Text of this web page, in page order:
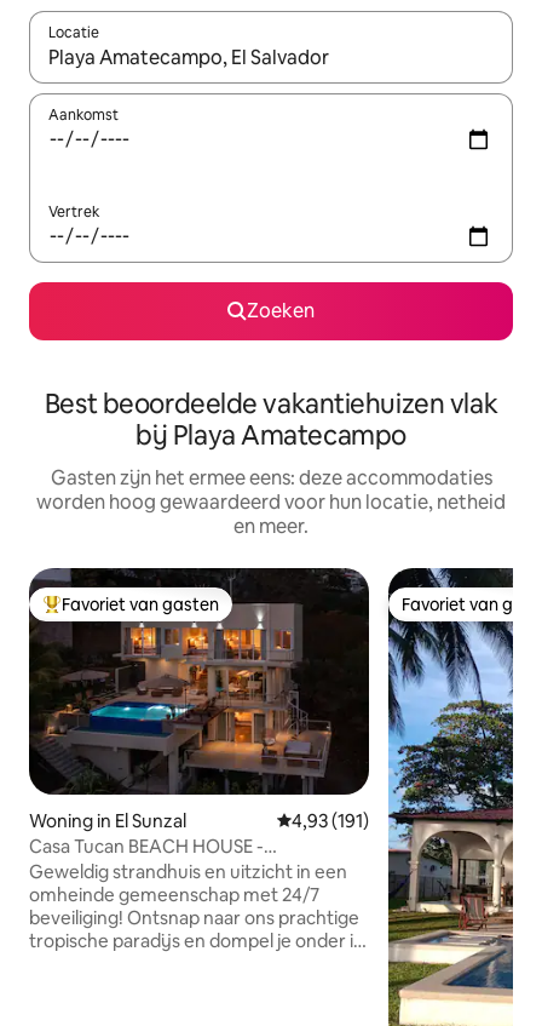
Locatie
Wanneer er suggesties beschikbaar zijn, maak je een keuze
Aankomst
Vertrek
Zoeken
Best beoordeelde vakantiehuizen vlak
bij Playa Amatecampo
Gasten zijn het ermee eens: deze accommodaties
worden hoog gewaardeerd voor hun locatie, netheid
en meer.
Topfavoriet van gasten
Favoriet van gasten
Woning in El Sunzal Gemiddelde beoordeling van
4,93 (191)
Casa Tucan BEACH HOUSE -
Spectaculair UITZICHT OP DE OCEAAN
Geweldig strandhuis en uitzicht in een
omheinde gemeenschap met 24/7
beveiliging! Ontsnap naar ons prachtige
tropische paradijs en dompel je onder in
Favoriet van
Favoriet van